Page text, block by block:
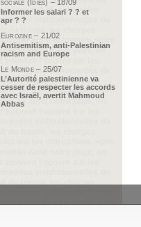
sociale (Idies) – 18/09
Informer les salari ? ? et
apr ? ?
Eurozine – 21/02
Antisemitism, anti-Palestinian
racism and Europe
Le Monde – 25/07
L’Autorité palestinienne va
cesser de respecter les accords
avec Israël, avertit Mahmoud
Abbas